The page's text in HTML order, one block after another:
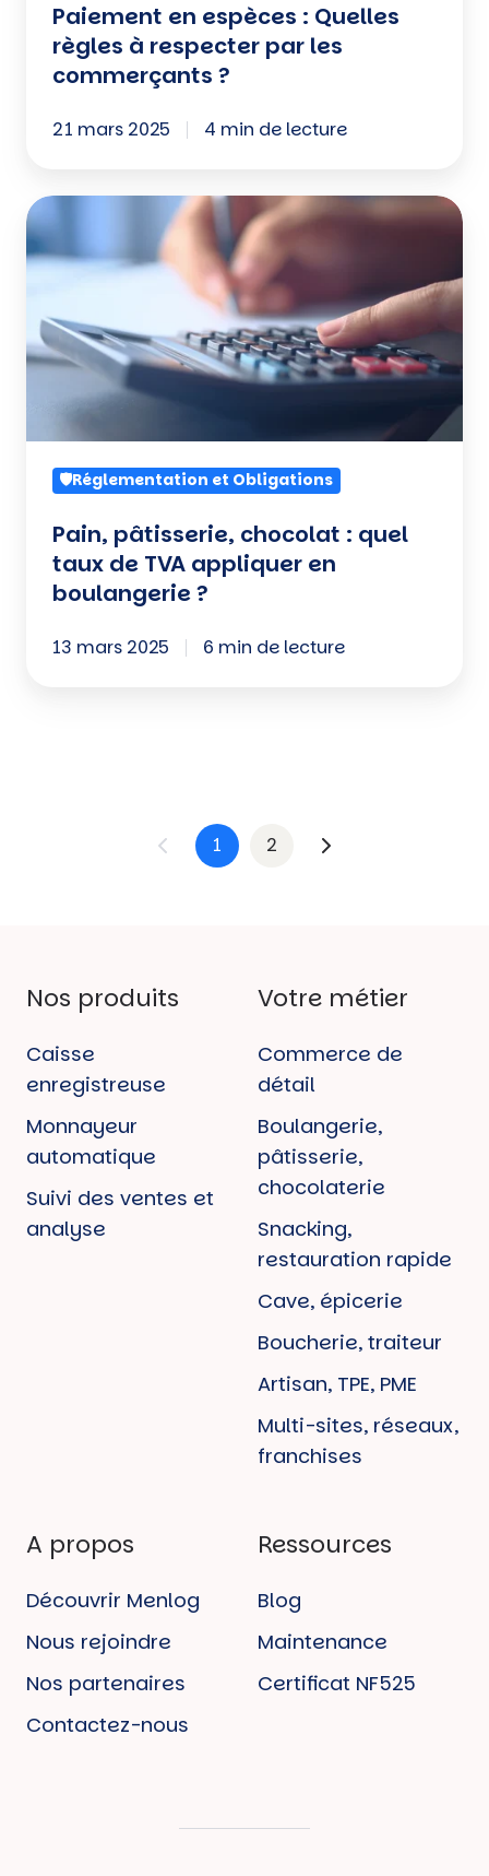
Paiement en espèces : Quelles
règles à respecter par les
commerçants ?
21 mars 2025 4 min de lecture
Pain,
pâtisserie,
chocolat
quel
taux
🛡️Réglementation et Obligations
Pain, pâtisserie, chocolat : quel
taux de TVA appliquer en
boulangerie ?
13 mars 2025 6 min de lecture
1 2
Nos produits
Caisse
enregistreuse
Monnayeur
automatique
Suivi des ventes et
analyse
Votre métier
Commerce de
détail
Boulangerie,
pâtisserie,
chocolaterie
Snacking,
restauration rapide
Cave, épicerie
Boucherie, traiteur
Artisan, TPE, PME
Multi-sites, réseaux,
franchises
A propos
Découvrir Menlog
Nous rejoindre
Nos partenaires
Contactez-nous
Ressources
Blog
Maintenance
Certificat NF525